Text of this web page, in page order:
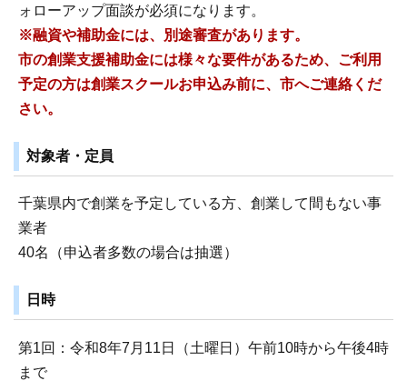
ォローアップ面談が必須になります。
※融資や補助金には、別途審査があります。
市の創業支援補助金には様々な要件があるため、ご利用
予定の方は創業スクールお申込み前に、市へご連絡くだ
さい。
対象者・定員
千葉県内で創業を予定している方、創業して間もない事
業者
40名（申込者多数の場合は抽選）
日時
第1回：令和8年7月11日（土曜日）午前10時から午後4時
まで